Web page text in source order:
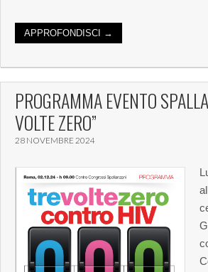
APPROFONDISCI →
PROGRAMMA EVENTO
VOLTE ZERO”
28 NOVEMBRE 2024